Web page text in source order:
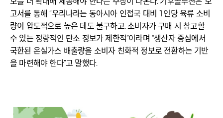
고서를 통해 “우리나라는 동아시아 인접국 대비 1인당 육류 소비
량이 압도적으로 높은 데도 불구하고, 소비자가 구매 시 참고할
수 있는 정량적인 탄소 정보가 제한적”이라며 “생산자 중심에서
국한된 온실가스 배출량을 소비자 친화적 정보로 전환하는 기반
을 마련해야 한다”고 말했다.